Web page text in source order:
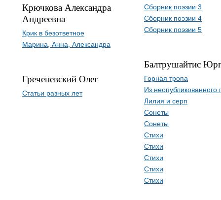
Крючкова Александра
Андреевна
Крик в безответное
Марина, Анна, Александра
Греченевский Олег
Статьи разных лет
Сборник поэзии 3
Сборник поэзии 4
Сборник поэзии 5
Балтрушайтис
Горная тропа
Из неопубликованного
Лилия и серп
Сонеты
Сонеты
Стихи
Стихи
Стихи
Стихи
Стихи